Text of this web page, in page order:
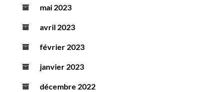
mai 2023
avril 2023
février 2023
janvier 2023
décembre 2022